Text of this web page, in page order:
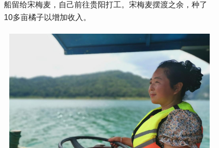
船留给宋梅麦，自己前往贵阳打工。宋梅麦摆渡之余，种了
10多亩橘子以增加收入。